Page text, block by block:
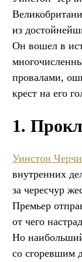
из
Он вошел в
провалами,
крест на его
1.
Уинстон
внутренних
за чересчур
Премьер
от чего
Но
со сгоревшим